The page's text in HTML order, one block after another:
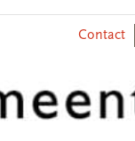
Contact